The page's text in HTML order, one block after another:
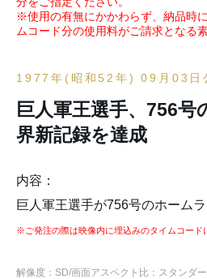
※使用の有無にかかわらず、納品時
ムコード分の使用料がご請求となる素
1977年(昭和52年) 09月03日
巨人軍王選手、756号
界新記録を達成
内容：
巨人軍王選手が756号のホーム
※ご発注の際は映像内に埋込みのタイムコード
解像度：SD/画面アスペクト比：スタンダ